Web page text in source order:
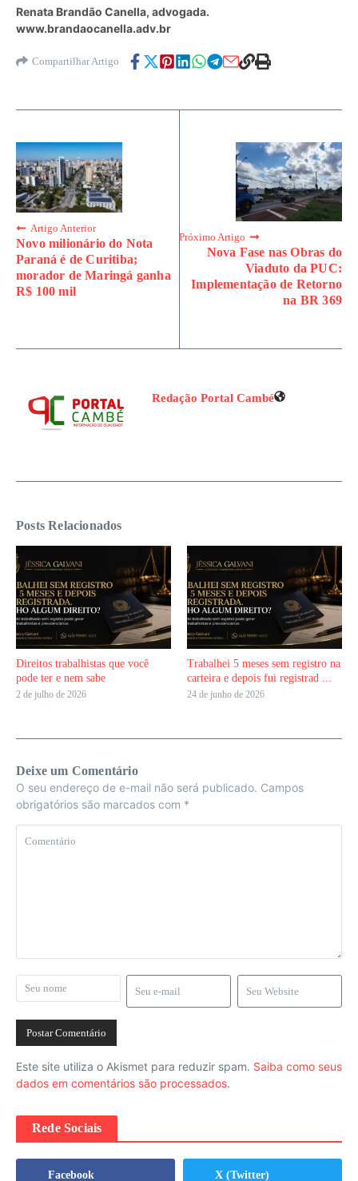
Renata Brandão Canella, advogada.
www.brandaocanella.adv.br
Compartilhar Artigo
Artigo Anterior
Novo milionário do Nota
Paraná é de Curitiba;
morador de Maringá ganha
R$ 100 mil
Próximo Artigo
Nova Fase nas Obras do
Viaduto da PUC:
Implementação de Retorno
na BR 369
Redação Portal Cambé
Posts Relacionados
Direitos trabalhistas que você
pode ter e nem sabe
2 de julho de 2026
Trabalhei 5 meses sem registro na
carteira e depois fui registrad ...
24 de junho de 2026
Deixe um Comentário
O seu endereço de e-mail não será publicado. Campos
obrigatórios são marcados com *
Este site utiliza o Akismet para reduzir spam. Saiba como seus
dados em comentários são processados.
Rede Sociais
Facebook X (Twitter)